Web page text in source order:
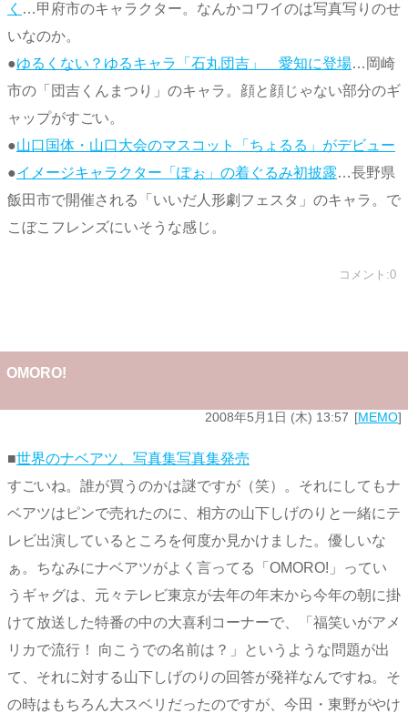
く …甲府市のキャラクター。なんかコワイのは写真写りのせ
いなのか。
●ゆるくない？ゆるキャラ「石丸団吉」 愛知に登場…岡崎
市の「団吉くんまつり」のキャラ。顔と顔じゃない部分のギ
ャップがすごい。
●山口国体・山口大会のマスコット「ちょるる」がデビュー
●イメージキャラクター「ぽぉ」の着ぐるみ初披露…長野県
飯田市で開催される「いいだ人形劇フェスタ」のキャラ。で
こぼこフレンズにいそうな感じ。
コメント:0
OMORO!
2008年5月1日 (木) 13:57 MEMO
■世界のナベアツ、写真集写真集発売
すごいね。誰が買うのかは謎ですが（笑）。それにしてもナ
ベアツはピンで売れたのに、相方の山下しげのりと一緒にテ
レビ出演しているところを何度か見かけました。優しいな
ぁ。ちなみにナベアツがよく言ってる「OMORO!」ってい
うギャグは、元々テレビ東京が去年の年末から今年の朝に掛
けて放送した特番の中の大喜利コーナーで、「福笑いがアメ
リカで流行！ 向こうでの名前は？」というような問題が出
て、それに対する山下しげのりの回答が発祥なんですね。そ
の時はもちろん大スベリだったのですが、今田・東野がやけ